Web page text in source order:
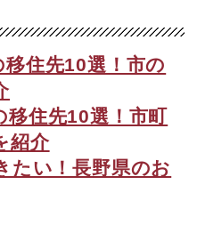
住先10選！市の
移住先10選！市町
紹介
たい！長野県のお